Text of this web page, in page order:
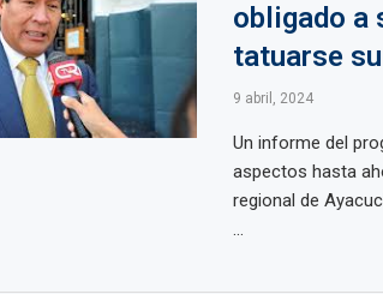
obligado a
tatuarse
9 abril, 2024
Un informe del
aspectos hasta
regional de
...